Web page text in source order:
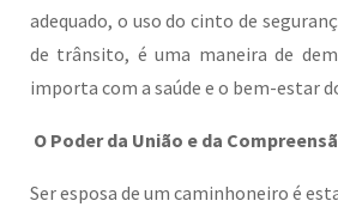
adequado, o uso do cinto de
de trânsito, é uma maneira de
importa com a saúde e o bem-estar
O Poder da União e da
Ser esposa de um caminhoneiro é